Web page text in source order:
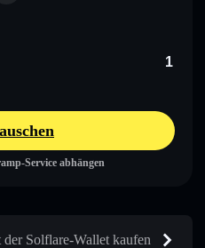
Service abhängen
Solflare-Wallet kaufen